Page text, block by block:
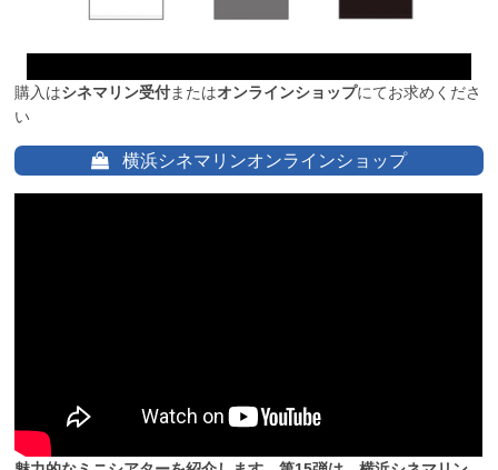
購入はシネマリン受付またはオンラインショップにてお求めくださ
い
横浜シネマリンオンラインショップ